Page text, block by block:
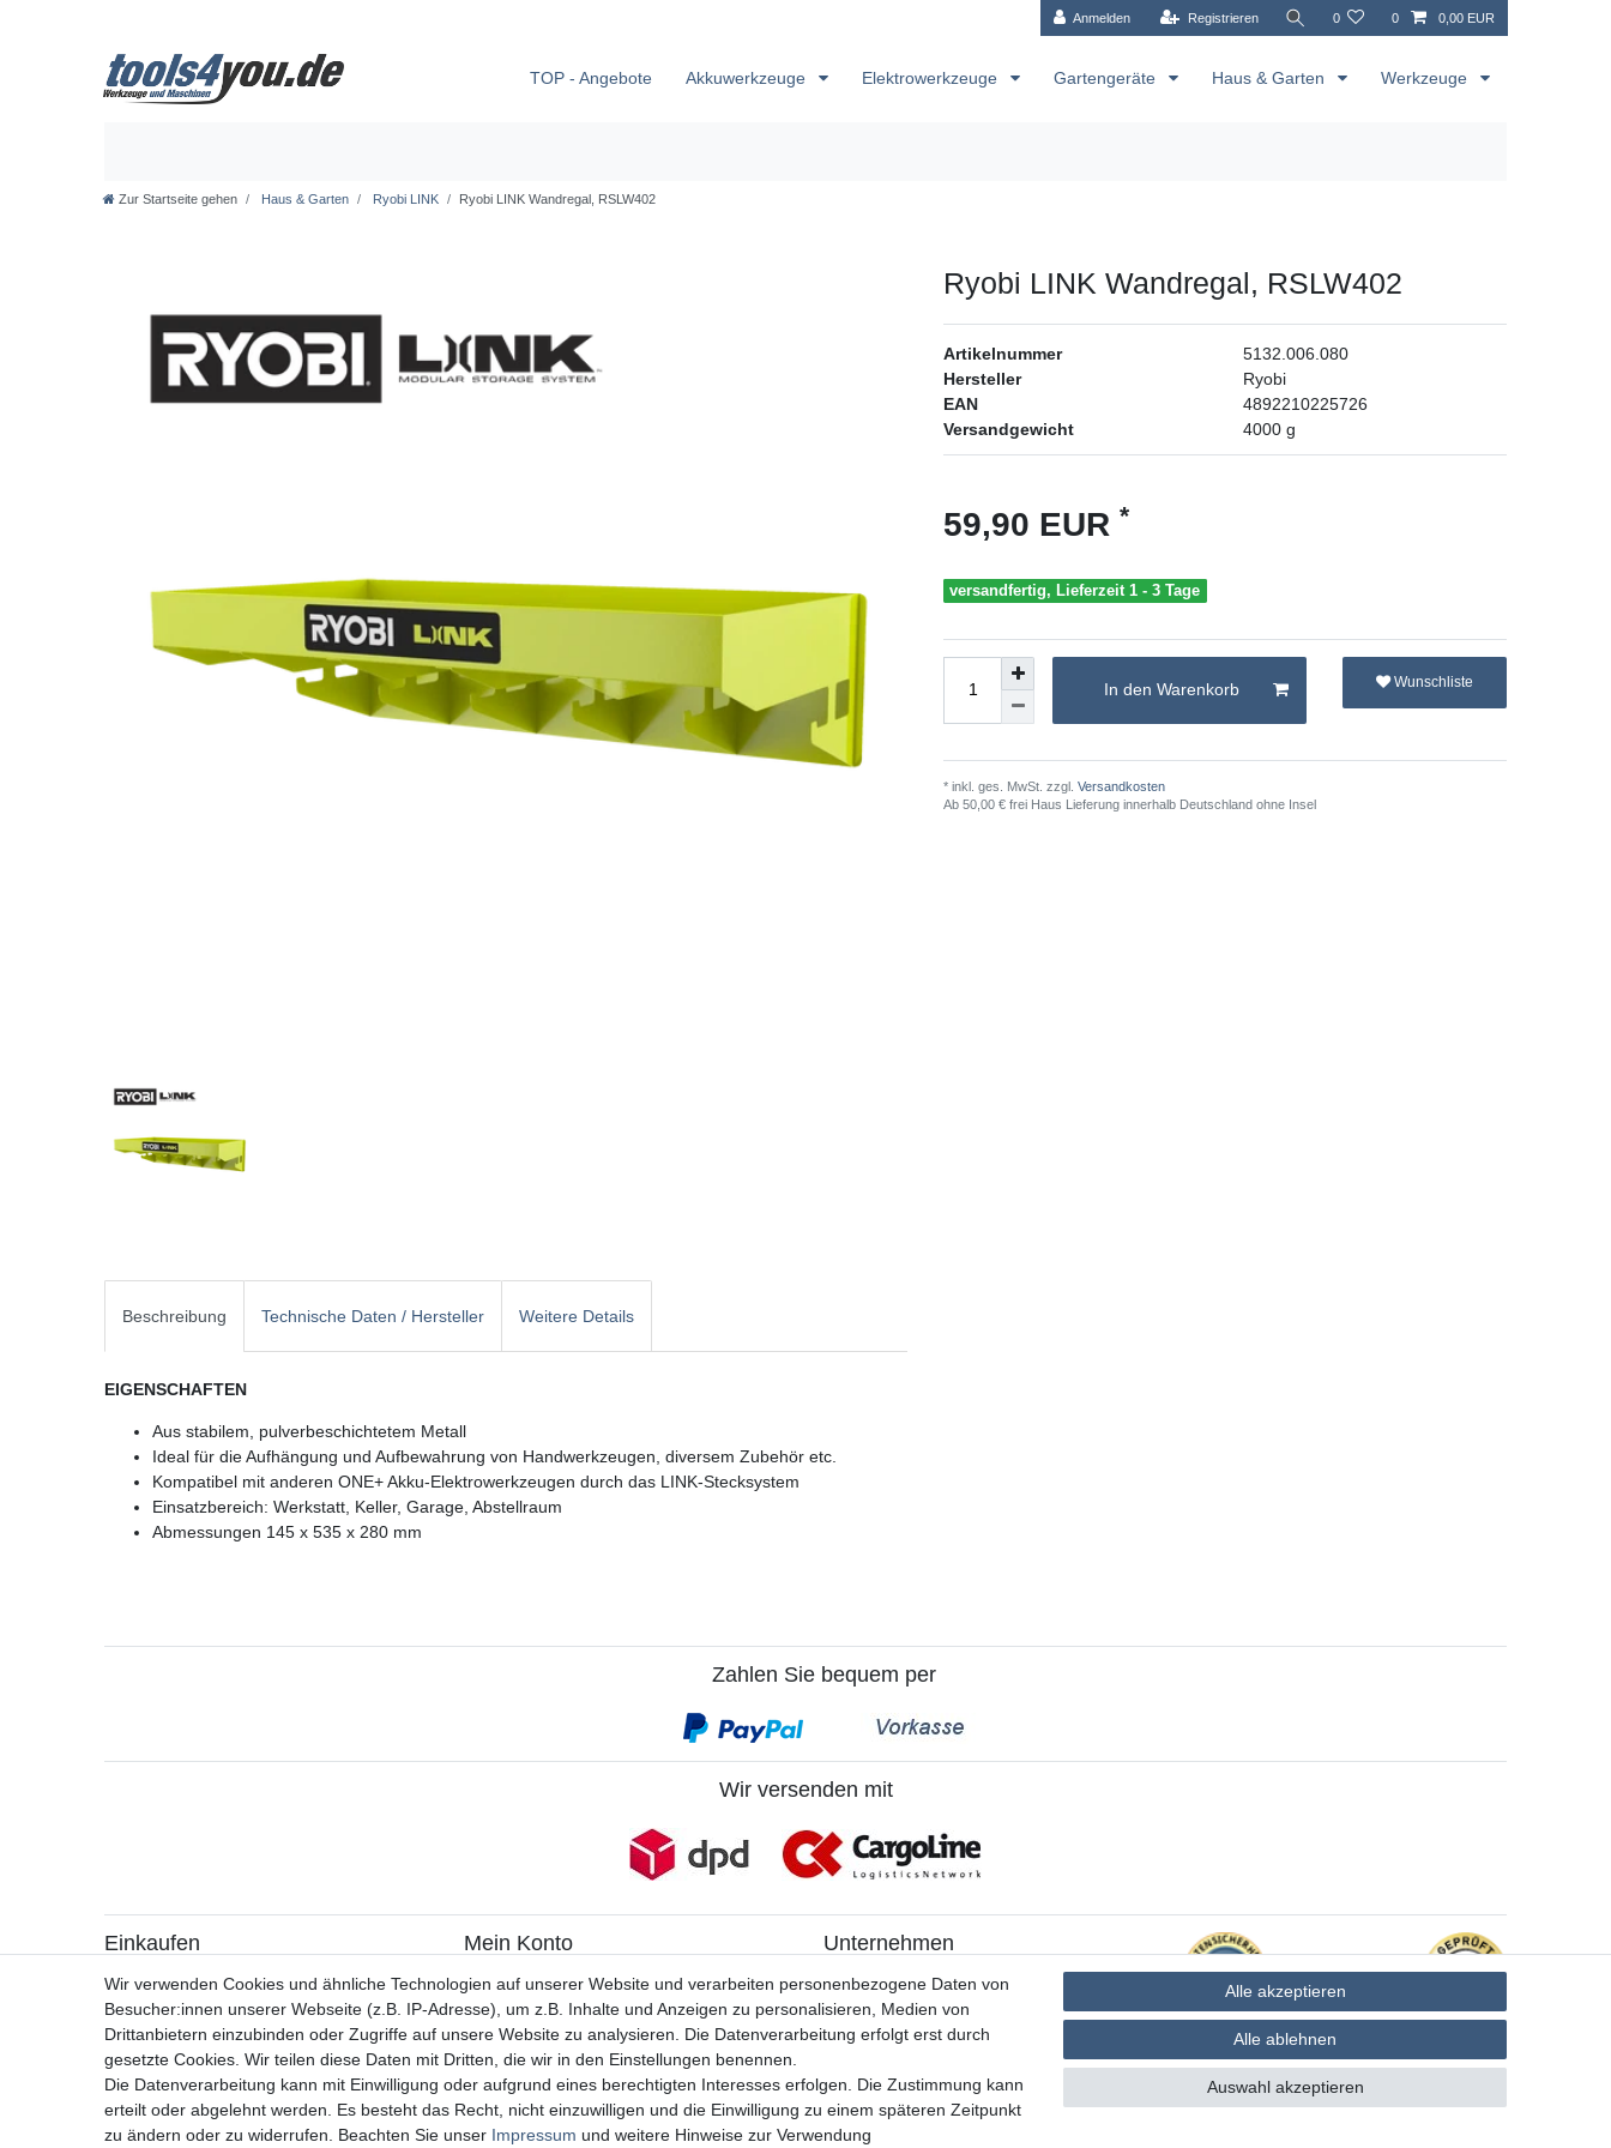
Anmelden Registrieren 0 0 0,00 EUR
TOP - Angebote Akkuwerkzeuge Elektrowerkzeuge Gartengeräte Haus & Garten Werkzeuge
Zur Startseite gehen Haus & Garten Ryobi LINK Ryobi LINK Wandregal, RSLW402
Beschreibung Technische Daten / Hersteller Weitere Details
EIGENSCHAFTEN
Aus stabilem, pulverbeschichtetem Metall
Ideal für die Aufhängung und Aufbewahrung von Handwerkzeugen, diversem Zubehör etc.
Kompatibel mit anderen ONE+ Akku-Elektrowerkzeugen durch das LINK-Stecksystem
Einsatzbereich: Werkstatt, Keller, Garage, Abstellraum
Abmessungen 145 x 535 x 280 mm
Ryobi LINK Wandregal, RSLW402
Artikelnummer
5132.006.080
Hersteller
Ryobi
EAN
4892210225726
Versandgewicht
4000 g
59,90 EUR *
versandfertig, Lieferzeit 1 - 3 Tage
In den Warenkorb Wunschliste
* inkl. ges. MwSt. zzgl. Versandkosten
Ab 50,00 € frei Haus Lieferung innerhalb Deutschland ohne Insel
Zahlen Sie bequem per
Wir versenden mit
Einkaufen
> Zahlungsarten
> Versandarten & -kosten
> Widerrufsrecht / Widerruf erklären
> Hilfe
> Information zur Batterieentsorgung
> Altölverordnung
Mein Konto
> Registrieren
> Login
Unternehmen
> Kontakt
> Datenschutzerklärung
> AGB
Wir verwenden Cookies und ähnliche Technologien auf unserer Website und verarbeiten personenbezogene Daten von
Besucher:innen unserer Webseite (z.B. IP-Adresse), um z.B. Inhalte und Anzeigen zu personalisieren, Medien von
Drittanbietern einzubinden oder Zugriffe auf unsere Website zu analysieren. Die Datenverarbeitung erfolgt erst durch
gesetzte Cookies. Wir teilen diese Daten mit Dritten, die wir in den Einstellungen benennen.
Die Datenverarbeitung kann mit Einwilligung oder aufgrund eines berechtigten Interesses erfolgen. Die Zustimmung kann
erteilt oder abgelehnt werden. Es besteht das Recht, nicht einzuwilligen und die Einwilligung zu einem späteren Zeitpunkt
zu ändern oder zu widerrufen. Beachten Sie unser Impressum und weitere Hinweise zur Verwendung
Alle akzeptieren
Alle ablehnen
Auswahl akzeptieren